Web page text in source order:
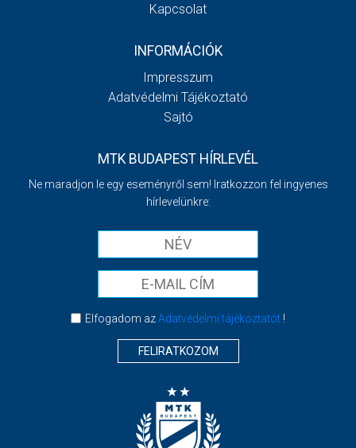
Kapcsolat
INFORMÁCIÓK
Impresszum
Adatvédelmi Tájékoztató
Sajtó
MTK BUDAPEST HÍRLEVÉL
Ne maradjon le egy eseményről sem! Iratkozzon fel ingyenes
hírlevelünkre:
Elfogadom azAdatvédelmi tájékoztatót!
FELIRATKOZOM